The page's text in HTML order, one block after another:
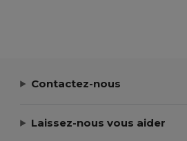
Contactez-nous
Laissez-nous vous aider